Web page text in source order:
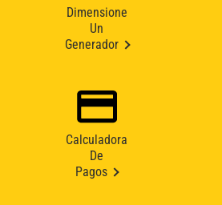
Dimensione
Un
Generador
Calculadora
De
Pagos